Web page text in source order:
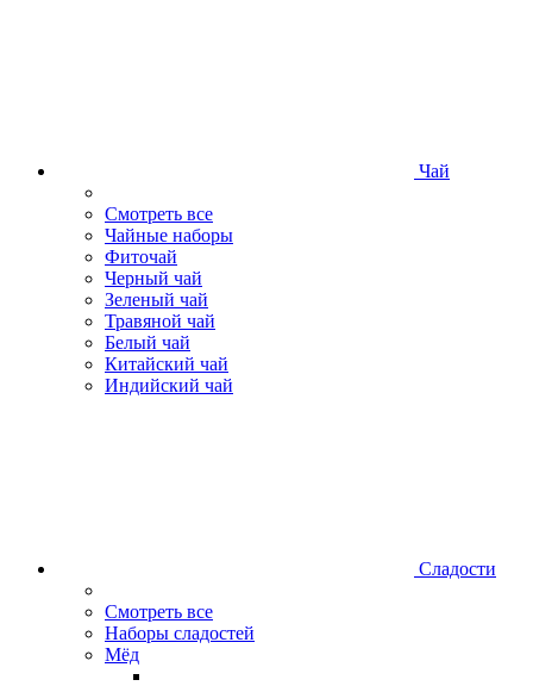
Чай
Смотреть все
Чайные наборы
Фиточай
Черный чай
Зеленый чай
Травяной чай
Белый чай
Китайский чай
Индийский чай
Сладости
Смотреть все
Наборы сладостей
Мёд